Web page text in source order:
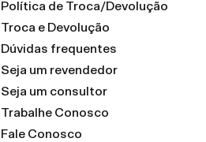
Política de Troca/Devolução
Troca e Devolução
Dúvidas frequentes
Seja um revendedor
Seja um consultor
Trabalhe Conosco
Fale Conosco